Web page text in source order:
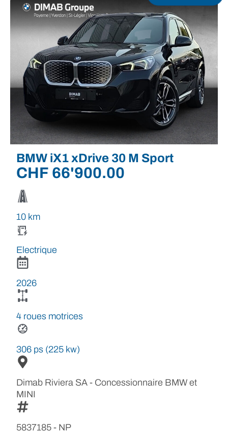
BMW iX1 xDrive 30 M Sport
CHF 66'900.00
10 km
Electrique
2026
4 roues motrices
306 ps (225 kw)
Dimab Riviera SA - Concessionnaire BMW et
MINI
5837185 - NP